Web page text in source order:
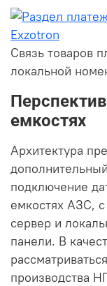
Связь товаров
локальной
емкостях
Архитектура
подключение
емкостях АЗС,
сервер и
панели. В
производства